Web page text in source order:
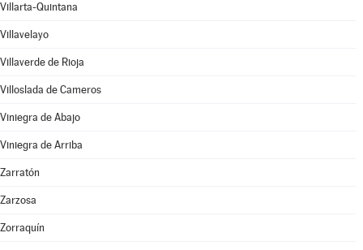
Villarta-Quintana
Villavelayo
Villaverde de Rioja
Villoslada de Cameros
Viniegra de Abajo
Viniegra de Arriba
Zarratón
Zarzosa
Zorraquín